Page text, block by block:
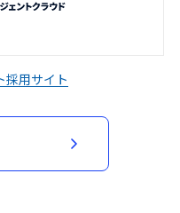
す。
あった場合
止等の処分を受け
提出がない場合
採用サイト